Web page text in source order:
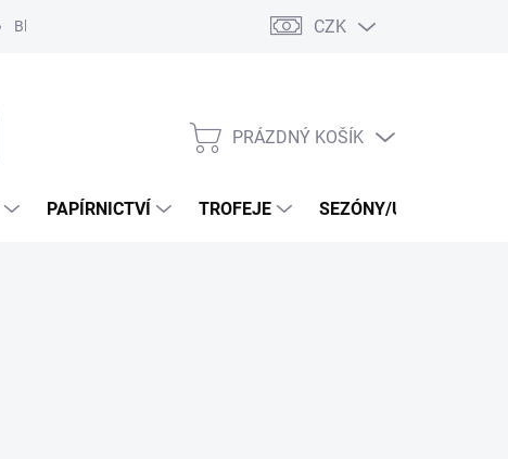
Blog CZK
NÁKUPNÍ
PRÁZDNÝ KOŠÍK
PAPÍRNICTVÍ TROFEJE SEZÓNY/UDÁLOSTI